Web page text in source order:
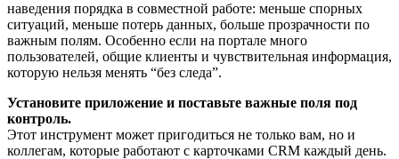
наведения порядка в совместной работе: меньше спорных
ситуаций, меньше потерь данных, больше прозрачности по
важным полям. Особенно если на портале много
пользователей, общие клиенты и чувствительная информация,
которую нельзя менять “без следа”.
Установите приложение и поставьте важные поля под
контроль.
Этот инструмент может пригодиться не только вам, но и
коллегам, которые работают с карточками CRM каждый день.